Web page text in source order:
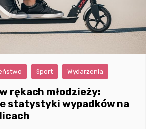
Sport Wydarzenia
rękach młodzieży:
statystyki wypadków na